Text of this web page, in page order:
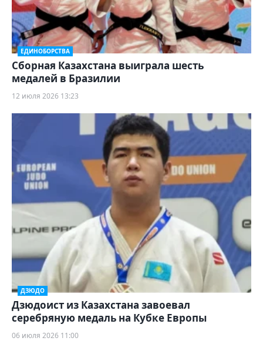
ЕДИНОБОРСТВА
Сборная Казахстана выиграла шесть
медалей в Бразилии
12 июля 2026 13:23
ДЗЮДО
Дзюдоист из Казахстана завоевал
серебряную медаль на Кубке Европы
06 июля 2026 11:00